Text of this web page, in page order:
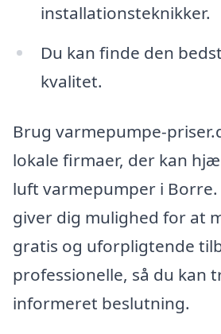
installationsteknikker.
Du kan finde den
kvalitet.
Brug varmepumpe-
lokale firmaer, der kan
luft varmepumper i
giver dig mulighed for at
gratis og uforpligtende
professionelle, så du kan
informeret beslutning.